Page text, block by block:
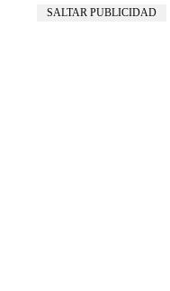
SALTAR PUBLICIDAD